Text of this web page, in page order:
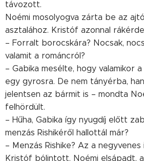
távozott.
Noémi mosolyogva zárta be az
asztalához. Kristóf azonnal
– Forralt borocskára? Nocsak,
valamit a románcról?
– Gabika mesélte, hogy valamikor
egy gyrosra. De nem tányérba,
jelentsen az bármit is – mondta
felhördült.
– Hűha, Gabika így nyugdíj előtt
menzás Rishikéről hallottál már?
– Menzás Rishike? Az a negyvenes
Kristóf bólintott. Noémi elsápadt,